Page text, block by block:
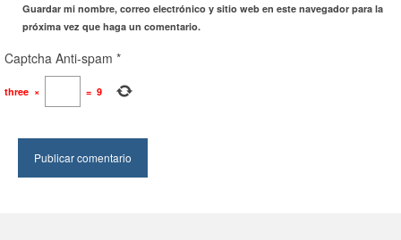
Guardar mi nombre, correo electrónico y sitio web en este navegador para la
próxima vez que haga un comentario.
Captcha Anti-spam *
three × = 9